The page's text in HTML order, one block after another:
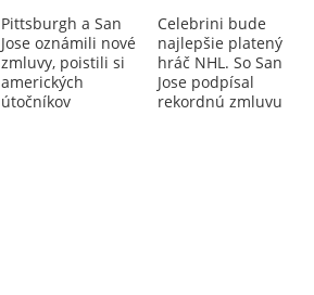
Pittsburgh a San
Jose oznámili nové
zmluvy, poistili si
amerických
útočníkov
Celebrini bude
najlepšie platený
hráč NHL. So San
Jose podpísal
rekordnú zmluvu